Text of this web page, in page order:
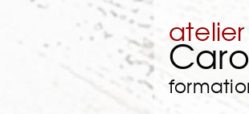
atelier